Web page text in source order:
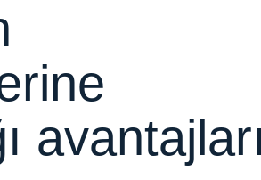
avantajları